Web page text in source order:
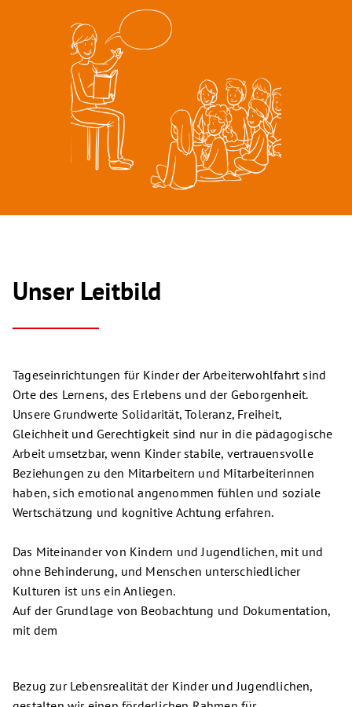
Unser Leitbild
Tageseinrichtungen für Kinder der Arbeiterwohlfahrt sind
Orte des Lernens, des Erlebens und der Geborgenheit.
Unsere Grundwerte Solidarität, Toleranz, Freiheit,
Gleichheit und Gerechtigkeit sind nur in die pädagogische
Arbeit umsetzbar, wenn Kinder stabile, vertrauensvolle
Beziehungen zu den Mitarbeitern und Mitarbeiterinnen
haben, sich emotional angenommen fühlen und soziale
Wertschätzung und kognitive Achtung erfahren.
Das Miteinander von Kindern und Jugendlichen, mit und
ohne Behinderung, und Menschen unterschiedlicher
Kulturen ist uns ein Anliegen.
Auf der Grundlage von Beobachtung und Dokumentation,
mit dem
Bezug zur Lebensrealität der Kinder und Jugendlichen,